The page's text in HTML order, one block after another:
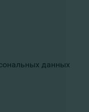
данных